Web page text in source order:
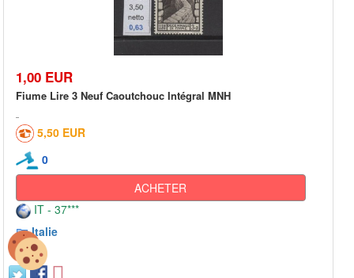
1,00 EUR
Fiume Lire 3 Neuf Caoutchouc Intégral MNH
5,50 EUR
0
ACHETER
IT - 37***
Italie